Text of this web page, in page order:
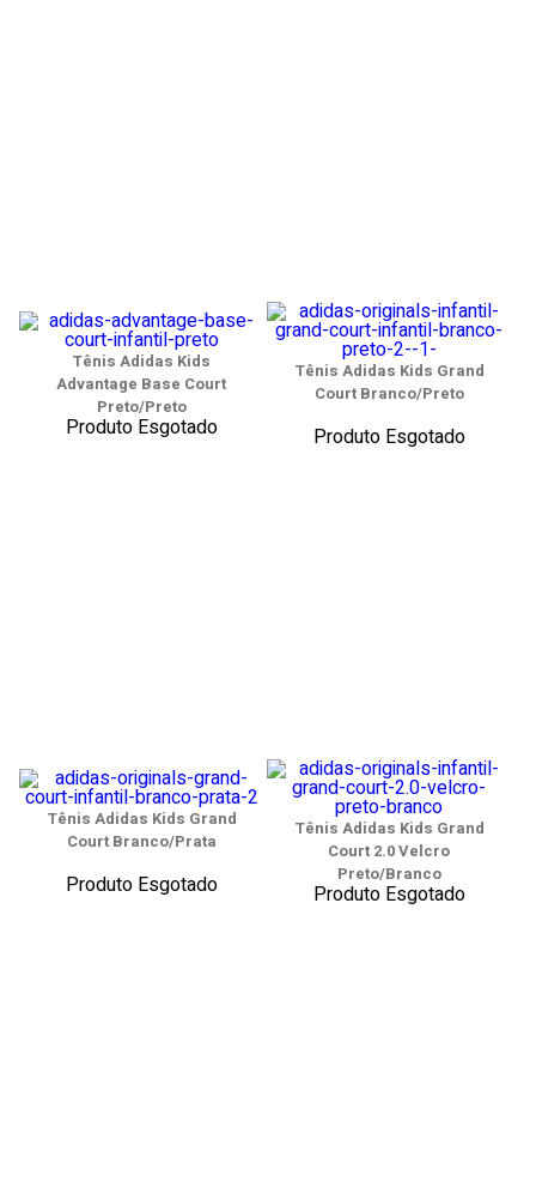
Tênis Adidas Kids
Advantage Base Court
Preto/Preto
Produto Esgotado
Tênis Adidas Kids Grand
Court Branco/Preto
Produto Esgotado
Tênis Adidas Kids Grand
Court Branco/Prata
Produto Esgotado
Tênis Adidas Kids Grand
Court 2.0 Velcro
Preto/Branco
Produto Esgotado